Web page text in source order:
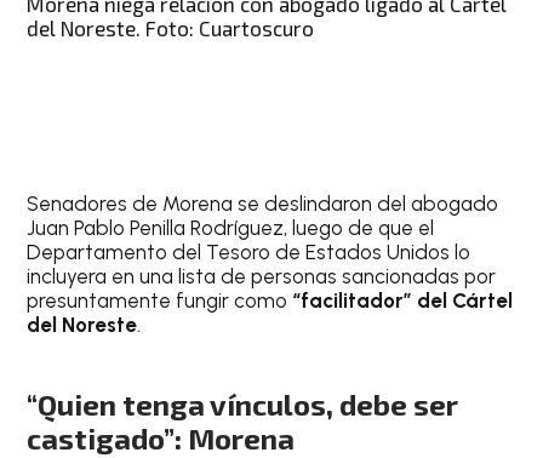
del Noreste. Foto: Cuartoscuro
Senadores de Morena se deslindaron del abogado
Juan Pablo Penilla Rodríguez, luego de que el
Departamento del Tesoro de Estados Unidos lo
incluyera en una lista de personas sancionadas por
presuntamente fungir como “facilitador” del Cártel
del Noreste.
“Quien tenga vínculos, debe ser
castigado”: Morena